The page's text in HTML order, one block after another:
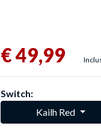
€ 49,99
Switch:
Kailh Red